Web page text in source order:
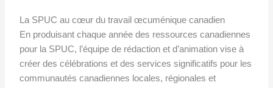
La SPUC au cœur du travail œcuménique canadien
En produisant chaque année des ressources canadiennes
pour la SPUC, l’équipe de rédaction et d’animation vise à
créer des célébrations et des services significatifs pour les
communautés canadiennes locales, régionales et